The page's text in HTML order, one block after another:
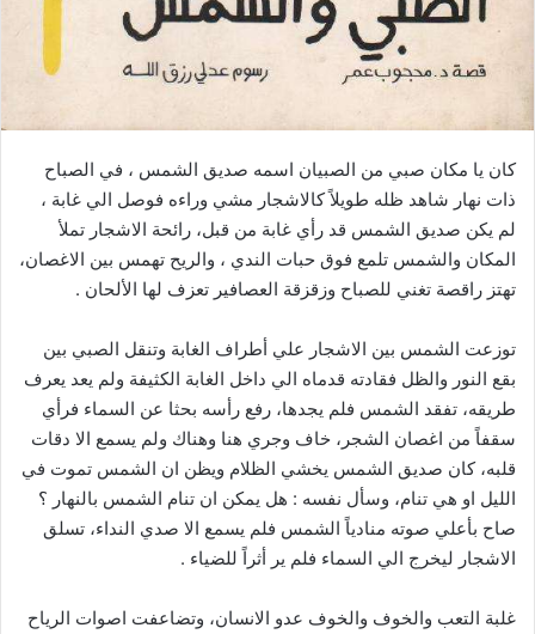
كان يا مكان صبي من الصبيان اسمه صديق الشمس ، في الصباح
ذات نهار شاهد ظله طويلاً كالاشجار مشي وراءه فوصل الي غابة ،
لم يكن صديق الشمس قد رأي غابة من قبل، رائحة الاشجار تملأ
المكان والشمس تلمع فوق حبات الندي ، والريح تهمس بين الاغصان،
تهتز راقصة تغني للصباح وزقزقة العصافير تعزف لها الألحان .
توزعت الشمس بين الاشجار علي أطراف الغابة وتنقل الصبي بين
بقع النور والظل فقادته قدماه الي داخل الغابة الكثيفة ولم يعد يعرف
طريقه، تفقد الشمس فلم يجدها، رفع رأسه بحثا عن السماء فرأي
سقفاً من اغصان الشجر، خاف وجري هنا وهناك ولم يسمع الا دقات
قلبه، كان صديق الشمس يخشي الظلام ويظن ان الشمس تموت في
الليل او هي تنام، وسأل نفسه : هل يمكن ان تنام الشمس بالنهار ؟
صاح بأعلي صوته منادياً الشمس فلم يسمع الا صدي النداء، تسلق
الاشجار ليخرج الي السماء فلم ير أثراً للضياء .
غلبة التعب والخوف والخوف عدو الانسان، وتضاعفت اصوات الرياح